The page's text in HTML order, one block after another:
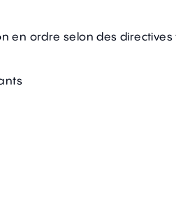
en ordre selon des directives